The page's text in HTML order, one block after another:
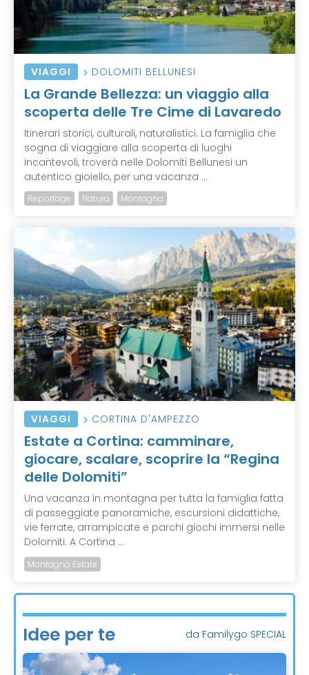
VIAGGI DOLOMITI BELLUNESI
La Grande Bellezza: un viaggio alla
scoperta delle Tre Cime di Lavaredo
Itinerari storici, culturali, naturalistici. La famiglia che
sogna di viaggiare alla scoperta di luoghi
incantevoli, troverà nelle Dolomiti Bellunesi un
autentico gioiello, per una vacanza ...
Reportage Natura Montagna
VIAGGI CORTINA D'AMPEZZO
Estate a Cortina: camminare,
giocare, scalare, scoprire la “Regina
delle Dolomiti”
Una vacanza in montagna per tutta la famiglia fatta
di passeggiate panoramiche, escursioni didattiche,
vie ferrate, arrampicate e parchi giochi immersi nelle
Dolomiti. A Cortina ...
Montagna Estate
Idee per te da Familygo SPECIAL